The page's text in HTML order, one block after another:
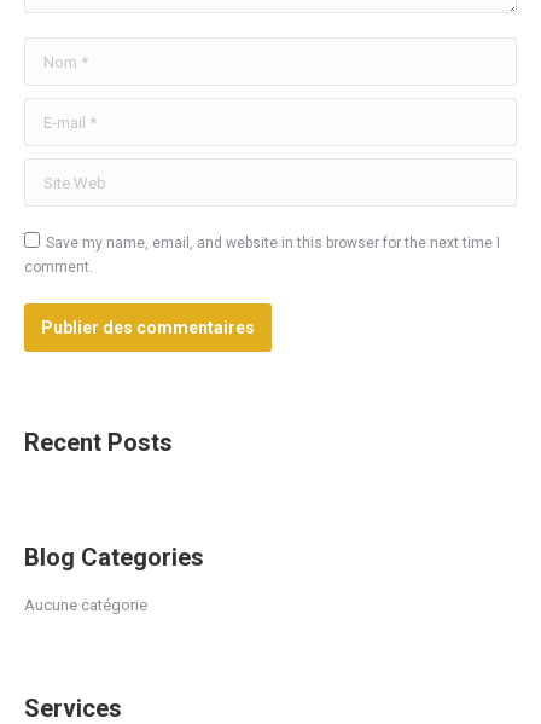
Save my name, email, and website in this browser for the next time I
comment.
Publier des commentaires
Recent Posts
Blog Categories
Aucune catégorie
Services